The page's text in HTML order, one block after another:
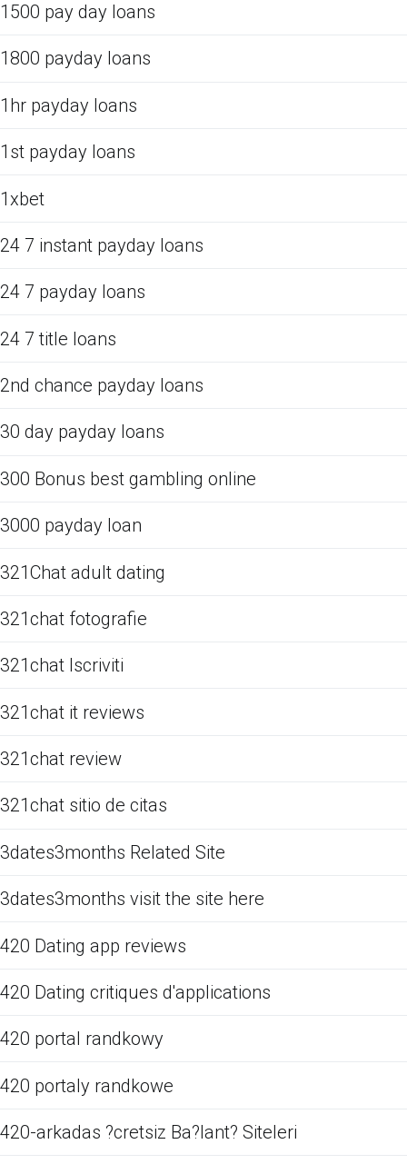
1500 pay day loans
1800 payday loans
1hr payday loans
1st payday loans
1xbet
24 7 instant payday loans
24 7 payday loans
24 7 title loans
2nd chance payday loans
30 day payday loans
300 Bonus best gambling online
3000 payday loan
321Chat adult dating
321chat fotografie
321chat Iscriviti
321chat it reviews
321chat review
321chat sitio de citas
3dates3months Related Site
3dates3months visit the site here
420 Dating app reviews
420 Dating critiques d'applications
420 portal randkowy
420 portaly randkowe
420-arkadas ?cretsiz Ba?lant? Siteleri